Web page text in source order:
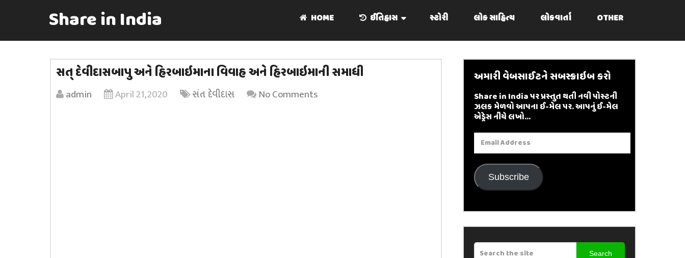
Share in India HOME ઈતિહાસ સ્ટોરી લોક સાહિત્ય લોકવાર્તા OTHER
સત્ દેવીદાસબાપુ અને હિરબાઇમાના વિવાહ અને હિરબાઇમાની સમાધી
admin April 21, 2020 સંત દેવીદાસ No Comments
અમારી વેબસાઈટને સબસ્ક્રાઇબ કરો
Share in India પર પ્રસ્તુત થતી નવી પોસ્ટની
ઝલક મેળવો આપના ઈ-મેલ પર. આપનું ઈ-મેલ
એડ્રેસ નીચે લખો...
Email
Address
Subscribe
Search